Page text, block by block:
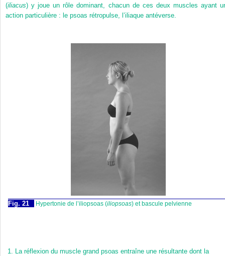
(iliacus) y joue un rôle dominant, chacun de ces deux muscles ayant
action particulière : le psoas rétropulse, l’iliaque antéverse.
Fig. 21 Hypertonie de l’iliopsoas (iliopsoas) et bascule pelvienne
1. La réflexion du muscle grand psoas entraîne une résultante dont la